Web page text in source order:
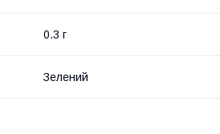
0.3 г
Зелений